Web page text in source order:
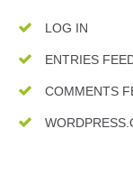
LOG IN
ENTRIES
COMMENTS